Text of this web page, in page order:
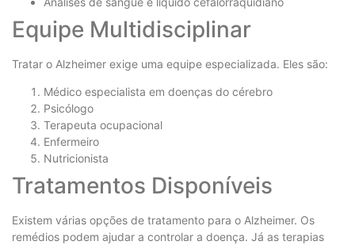
Equipe Multidisciplinar
Tratar o Alzheimer exige uma equipe especializada. Eles são:
Médico especialista em doenças do cérebro
Psicólogo
Terapeuta ocupacional
Enfermeiro
Nutricionista
Tratamentos Disponíveis
Existem várias opções de tratamento para o Alzheimer. Os
remédios podem ajudar a controlar a doença. Já as terapias